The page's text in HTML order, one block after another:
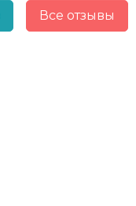
Все отзывы